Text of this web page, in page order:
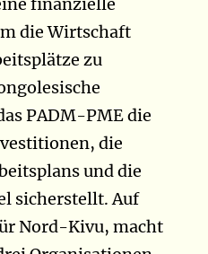
finanzielle
die Wirtschaft
zu
PADM-PME die
die
und die
sicherstellt. Auf
Nord-Kivu, macht